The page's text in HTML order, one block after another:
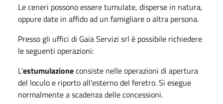
Le ceneri possono essere tumulate, disperse in natura,
oppure date in affido ad un famigliare o altra persona.
Presso gli uffici di Gaia Servizi srl è possibile richiedere
le seguenti operazioni:
L'estumulazioneconsiste nelle operazioni di apertura
del loculo e riporto all'esterno del feretro. Si esegue
normalmente a scadenza delle concessioni.